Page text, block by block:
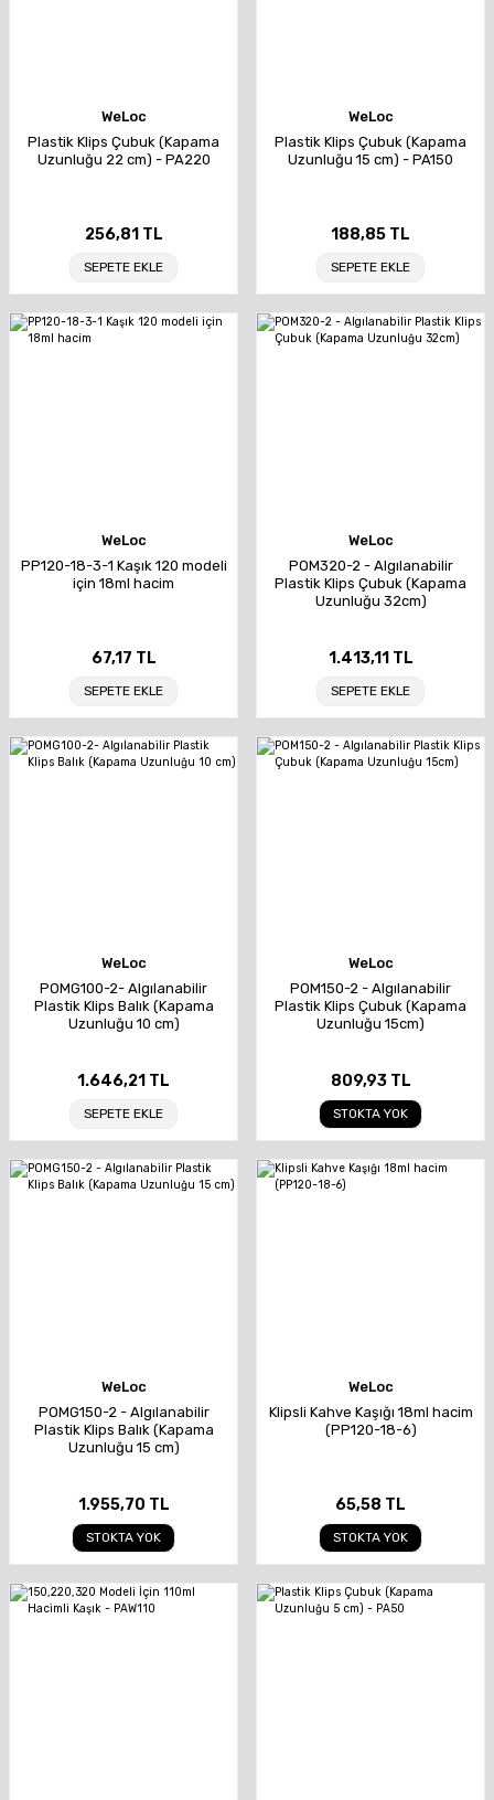
WeLoc
Plastik Klips Çubuk (Kapama
Uzunluğu 22 cm) - PA220
256,81 TL
SEPETE EKLE
WeLoc
Plastik Klips Çubuk (Kapama
Uzunluğu 15 cm) - PA150
188,85 TL
SEPETE EKLE
WeLoc
PP120-18-3-1 Kaşık 120 modeli
için 18ml hacim
67,17 TL
SEPETE EKLE
WeLoc
POM320-2 - Algılanabilir
Plastik Klips Çubuk (Kapama
Uzunluğu 32cm)
1.413,11 TL
SEPETE EKLE
WeLoc
POMG100-2- Algılanabilir
Plastik Klips Balık (Kapama
Uzunluğu 10 cm)
1.646,21 TL
SEPETE EKLE
WeLoc
POM150-2 - Algılanabilir
Plastik Klips Çubuk (Kapama
Uzunluğu 15cm)
809,93 TL
STOKTA YOK
WeLoc
POMG150-2 - Algılanabilir
Plastik Klips Balık (Kapama
Uzunluğu 15 cm)
1.955,70 TL
STOKTA YOK
WeLoc
Klipsli Kahve Kaşığı 18ml hacim
(PP120-18-6)
65,58 TL
STOKTA YOK